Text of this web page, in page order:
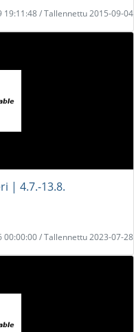
19:11:48 / Tallennettu 2015-09-04
| 4.7.-13.8.
00:00:00 / Tallennettu 2023-07-28